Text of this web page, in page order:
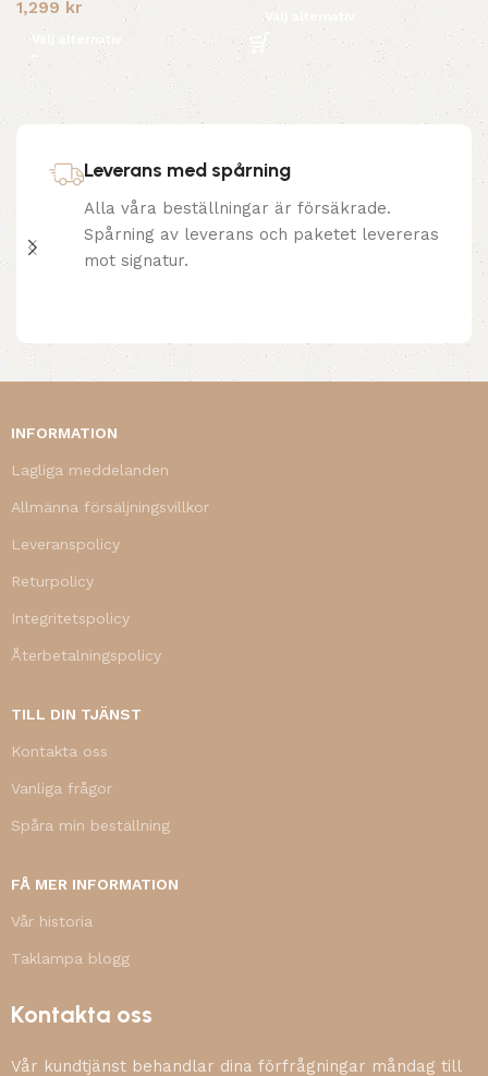
1,299 kr
Välj alternativ
Välj alternativ
Leverans med spårning
Alla våra beställningar är försäkrade.
Spårning av leverans och paketet levereras
mot signatur.
INFORMATION
Lagliga meddelanden
Allmänna försäljningsvillkor
Leveranspolicy
Returpolicy
Integritetspolicy
Återbetalningspolicy
TILL DIN TJÄNST
Kontakta oss
Vanliga frågor
Spåra min beställning
FÅ MER INFORMATION
Vår historia
Taklampa blogg
Kontakta oss
Vår kundtjänst behandlar dina förfrågningar måndag till